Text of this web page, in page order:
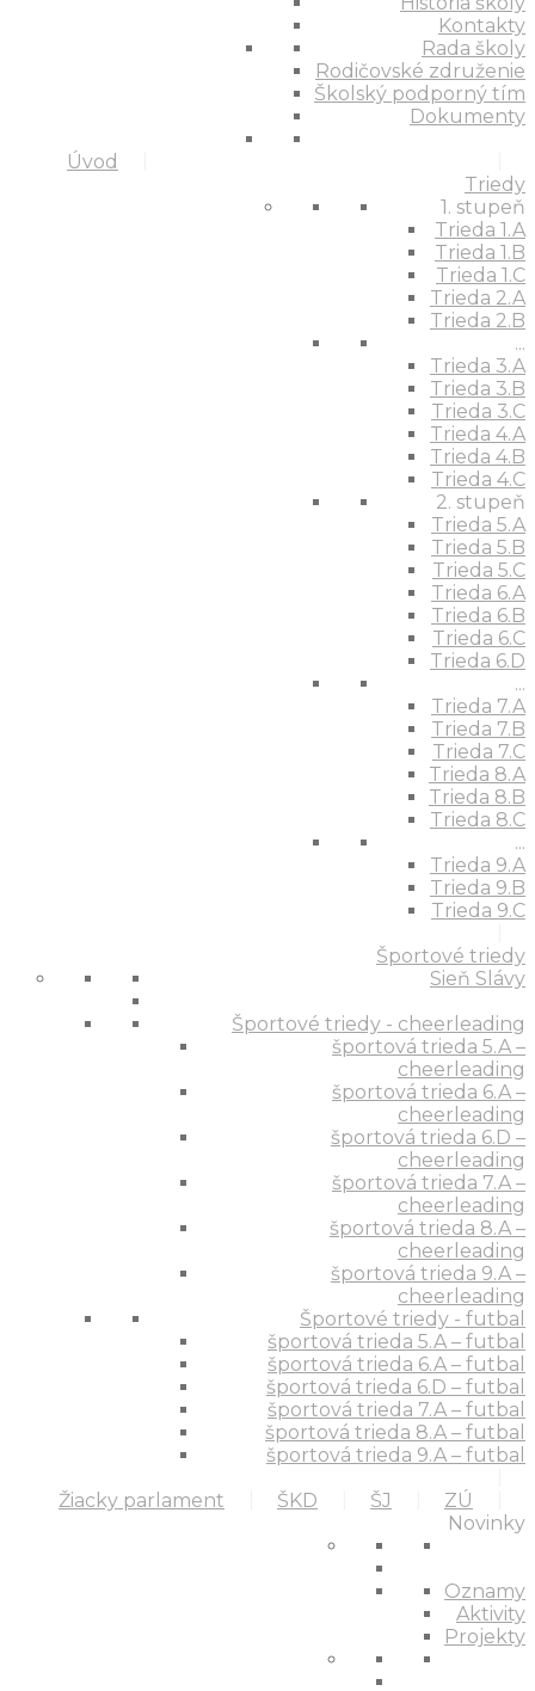
Úvod
Kontakty
Rada školy
Rodičovské združenie
Školský podporný tím
Dokumenty
Triedy
1. stupeň
Trieda 1.A
Trieda 1.B
Trieda 1.C
Trieda 2.A
Trieda 2.B
...
Trieda 3.A
Trieda 3.B
Trieda 3.C
Trieda 4.A
Trieda 4.B
Trieda 4.C
2. stupeň
Trieda 5.A
Trieda 5.B
Trieda 5.C
Trieda 6.A
Trieda 6.B
Trieda 6.C
Trieda 6.D
...
Trieda 7.A
Trieda 7.B
Trieda 7.C
Trieda 8.A
Trieda 8.B
Trieda 8.C
...
Trieda 9.A
Trieda 9.B
Trieda 9.C
Športové triedy
Sieň Slávy
Športové triedy - cheerleading
športová trieda 5.A –
cheerleading
športová trieda 6.A –
cheerleading
športová trieda 6.D –
cheerleading
športová trieda 7.A –
cheerleading
športová trieda 8.A –
cheerleading
športová trieda 9.A –
cheerleading
Športové triedy - futbal
športová trieda 5.A – futbal
športová trieda 6.A – futbal
športová trieda 6.D – futbal
športová trieda 7.A – futbal
športová trieda 8.A – futbal
športová trieda 9.A – futbal
Žiacky parlament
ŠKD ŠJ
ZÚ
Novinky
Oznamy
Aktivity
Projekty